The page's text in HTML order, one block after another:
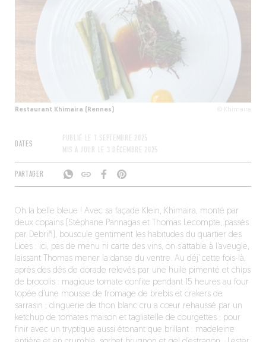
Restaurant Khimaira (Rennes) © Khimaira
DATES
PUBLIÉ LE
1 SEPTEMBRE 2025
MIS À JOUR LE 3 DÉCEMBRE 2025
PARTAGER
Oh la belle bleue ! Avec sa façade Klein, Khimaira, monté par
deux copains (Stéphane Pannagas et Thomas Lecompte, passés
par Debriñ), bouscule gentiment les habitudes du quartier des
Lices : ici, pas de menu ni carte des vins, on s’attable à l’aveugle,
laissant Thomas mener la danse du ventre. Au déj’ cette fois-là,
après des dés de dorade relevés par une huile pimenté et chips
de brocolis : magique tomate confite pendant 15 heures au four
topée d’une mousse de fromage de brebis et crakers de
sarrasin ; dinguerie de thon blanc cru a cœur rehaussé par un
ketchup de tomates maison et tagliatelle de courgettes ; pour
finir avec un tryptique aussi étonant que brillant : madeleine